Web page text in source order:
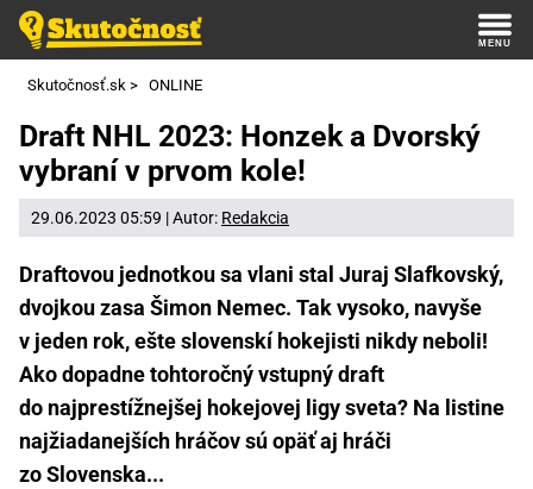
Skutočnosť.sk > ONLINE
Draft NHL 2023: Honzek a Dvorský
vybraní v prvom kole!
29.06.2023 05:59 | Autor: Redakcia
Draftovou jednotkou sa vlani stal Juraj Slafkovský,
dvojkou zasa Šimon Nemec. Tak vysoko, navyše
v jeden rok, ešte slovenskí hokejisti nikdy neboli!
Ako dopadne tohtoročný vstupný draft
do najprestížnejšej hokejovej ligy sveta? Na listine
najžiadanejších hráčov sú opäť aj hráči
zo Slovenska...